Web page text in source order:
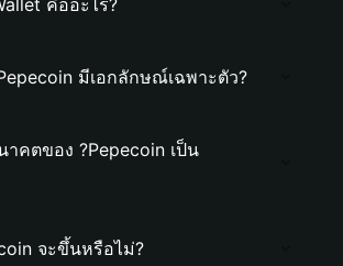
คืออะไร?
มีเอกลักษณ์เฉพาะตัว?
คตของ ?Pepecoin เป็น
จะขึ้นหรือไม่?